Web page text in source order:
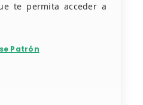
te permita acceder a
Patrón